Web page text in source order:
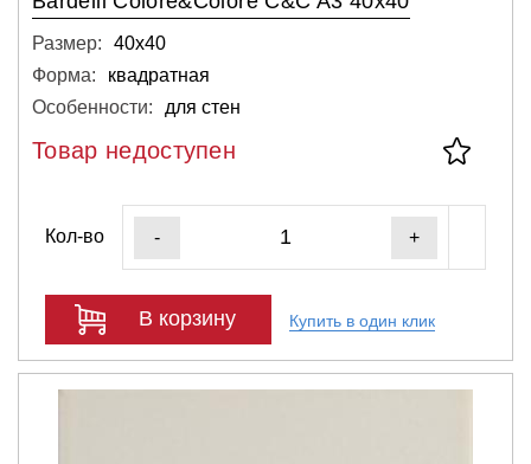
Размер:
40х40
Форма:
квадратная
Особенности:
для стен
Товар недоступен
Кол-во - +
В корзину Купить в один клик